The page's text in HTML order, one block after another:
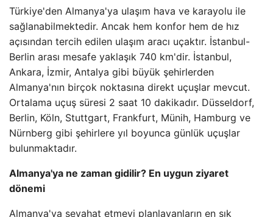
Türkiye'den Almanya'ya ulaşım hava ve karayolu ile
sağlanabilmektedir. Ancak hem konfor hem de hız
açısından tercih edilen ulaşım aracı uçaktır. İstanbul-
Berlin arası mesafe yaklaşık 740 km'dir. İstanbul,
Ankara, İzmir, Antalya gibi büyük şehirlerden
Almanya'nın birçok noktasına direkt uçuşlar mevcut.
Ortalama uçuş süresi 2 saat 10 dakikadır. Düsseldorf,
Berlin, Köln, Stuttgart, Frankfurt, Münih, Hamburg ve
Nürnberg gibi şehirlere yıl boyunca günlük uçuşlar
bulunmaktadır.
Almanya'ya ne zaman gidilir? En uygun ziyaret
dönemi
Almanya'ya seyahat etmeyi planlayanların en sık